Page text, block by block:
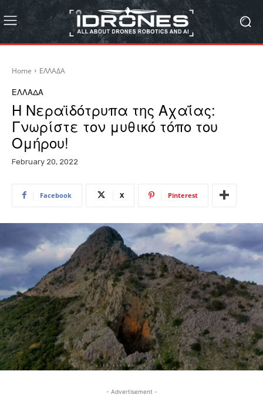
Home ΕΛΛΑΔΑ
ΕΛΛΑΔΑ
Η Νεραϊδότρυπα της Αχαΐας:
Γνωρίστε τον μυθικό τόπο του
Ομήρου!
February 20, 2022
Facebook X Pinterest
- Advertisement -